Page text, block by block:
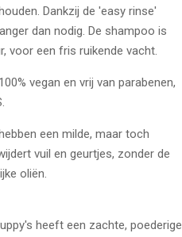
Dankzij de 'easy rinse'
dan nodig. De shampoo is
voor een fris ruikende vacht.
vegan en vrij van parabenen,
een milde, maar toch
vuil en geurtjes, zonder de
oliën.
heeft een zachte, poederige